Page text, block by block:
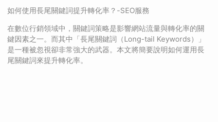
如何使用長尾關鍵詞提升轉化率？-SEO服務
在數位行銷領域中，關鍵詞策略是影響網站流量與轉化率的關
鍵因素之一。而其中「長尾關鍵詞（Long-tail Keywords）」
是一種被忽視卻非常強大的武器。本文將簡要說明如何運用長
尾關鍵詞來提升轉化率。